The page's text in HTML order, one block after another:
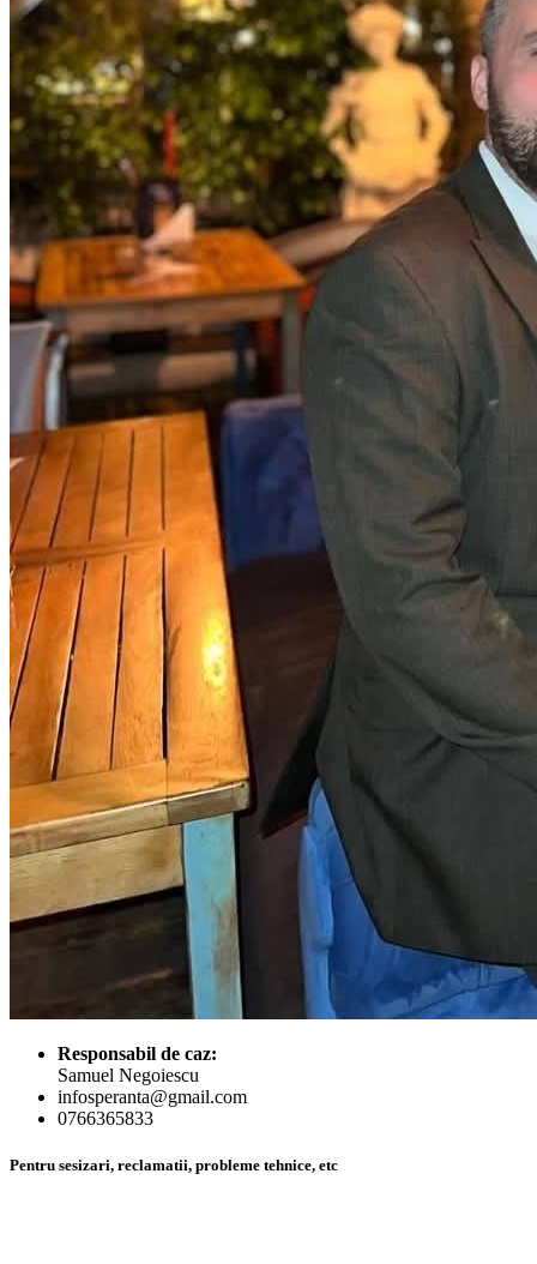
Responsabil de caz:
Samuel Negoiescu
infosperanta@gmail.com
0766365833
Pentru sesizari, reclamatii, probleme tehnice, etc